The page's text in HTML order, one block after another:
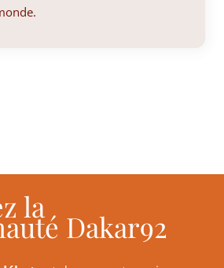
la
Dakar92